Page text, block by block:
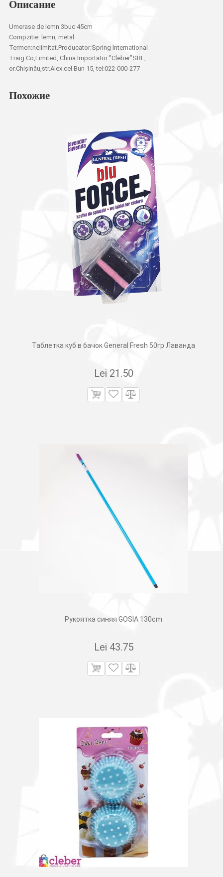
Описание
Umerase de lemn 3buc 45cm
Compzitie: lemn, metal.
Termen:nelimitat.Producator:Spring International
Traig Co,Limited, China.Importator:”Cleber”SRL,
or.Chișinău,str.Alex.cel Bun 15, tel:022-000-277
Похожие
Таблетка куб в бачок General Fresh 50гр Лаванда
Lei 21.50
Рукоятка синяя GOSIA 130cm
Lei 43.75